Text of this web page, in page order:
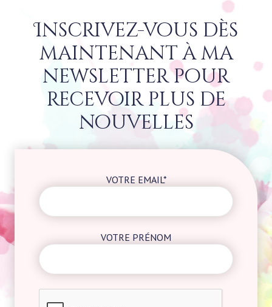
Inscrivez-vous dès
maintenant à ma
newsletter pour
recevoir plus de
nouvelles
VOTRE EMAIL*
VOTRE PRÉNOM